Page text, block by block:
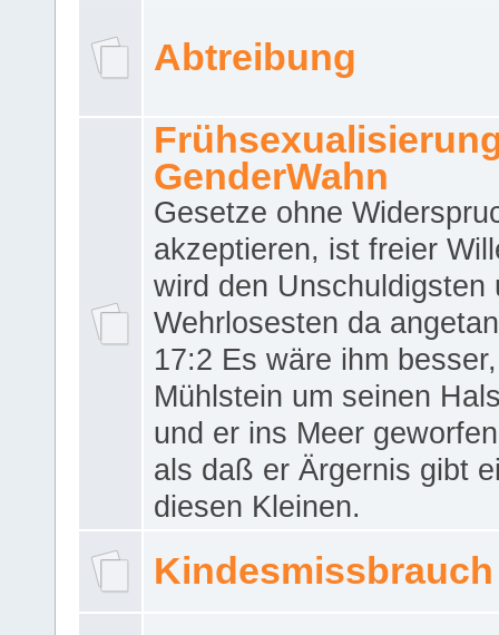
Abtreibung
GenderWahn
Gesetze ohne
akzeptieren, ist freier
wird den Unschuldigsten
Wehrlosesten da
17:2 Es wäre ihm
Mühlstein um seinen
und er ins Meer
als daß er Ärgernis gibt
diesen Kleinen.
Kindesmissbrauch